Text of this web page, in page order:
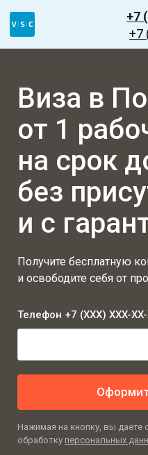
+7
+7
Виза в
от 1
на срок
без
и с
Получите бесплатную
и освободите себя от
Телефон +7 (XXX) XXX-
Нажимая на кнопку, вы даете
обработку персональных